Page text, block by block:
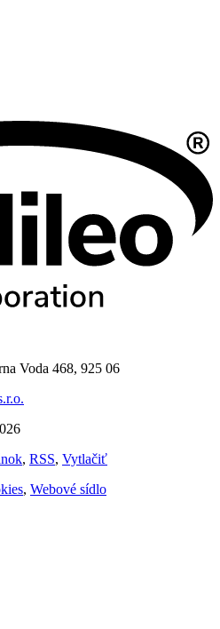
Voda 468, 925 06
, RSS, Vytlačiť
, Webové sídlo